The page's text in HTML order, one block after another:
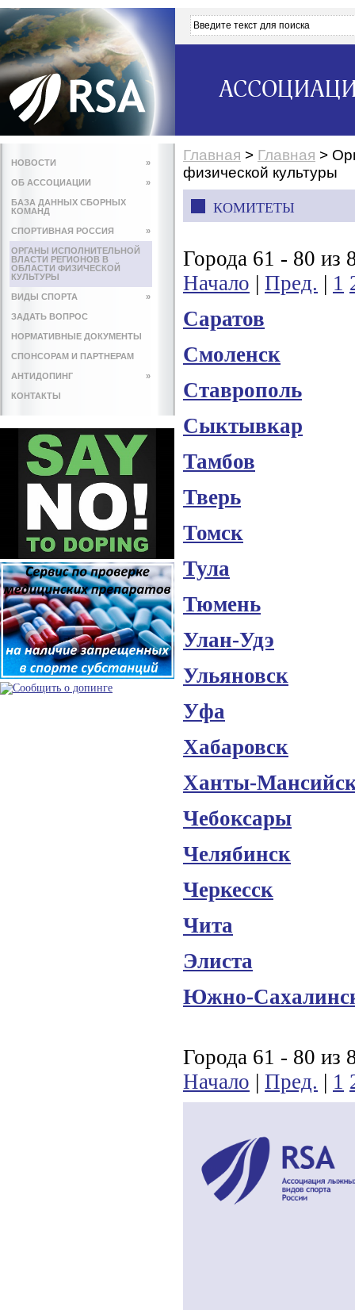
НОВОСТИ »
ОБ АССОЦИАЦИИ »
БАЗА ДАННЫХ СБОРНЫХ
КОМАНД
СПОРТИВНАЯ РОССИЯ »
ОРГАНЫ ИСПОЛНИТЕЛЬНОЙ
ВЛАСТИ РЕГИОНОВ В
ОБЛАСТИ ФИЗИЧЕСКОЙ
КУЛЬТУРЫ
ВИДЫ СПОРТА »
ЗАДАТЬ ВОПРОС
НОРМАТИВНЫЕ ДОКУМЕНТЫ
СПОНСОРАМ И ПАРТНЕРАМ
АНТИДОПИНГ »
КОНТАКТЫ
Главная > Главная >
физической культуры
КОМИТЕТЫ
Города 61 - 80 из
Начало | Пред. | 1
Саратов
Смоленск
Ставрополь
Сыктывкар
Тамбов
Тверь
Томск
Тула
Тюмень
Улан-Удэ
Ульяновск
Уфа
Хабаровск
Ханты-
Чебоксары
Челябинск
Черкесск
Чита
Элиста
Южно-
Города 61 - 80 из
Начало | Пред. | 1